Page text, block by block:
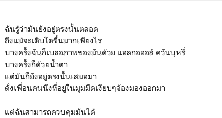
ฉันรู้ว่ามันยังอยู่ตรงนั้นตลอด
ถึงแม้จะเติบโตขึ้นมากเพียงไร
บางครั้งฉันก็เบลอภาพของมันด้วย แอลกอฮอล์ ควันบุหรี่
บางครั้งก็ด้วยน้ำตา
แต่มันก็ยังอยู่ตรงนั้นเสมอมา
ดั่งเพื่อนคนนึงที่อยู่ในมุมมืดเงียบๆจ้องมองออกมา
แต่ฉันสามารถควบคุมมันได้